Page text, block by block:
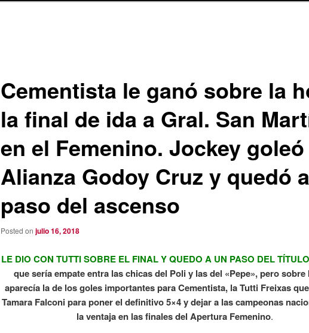
Cementista le ganó sobre la
la final de ida a Gral. San
en el Femenino. Jockey goleó
Alianza Godoy Cruz y quedó
paso del ascenso
Posted on julio 16, 2018
LE DIO CON TUTTI SOBRE EL FINAL Y QUEDO A UN PASO DEL TÍTULO
que sería empate entra las chicas del Poli y las del «Pepe», pero sobre
aparecía la de los goles importantes para Cementista, la Tutti Freixas
Tamara Falconi para poner el definitivo 5×4 y dejar a las campeonas
la ventaja en las finales del Apertura Femenino.